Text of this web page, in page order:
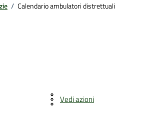
/ Calendario ambulatori distrettuali
Vedi azioni